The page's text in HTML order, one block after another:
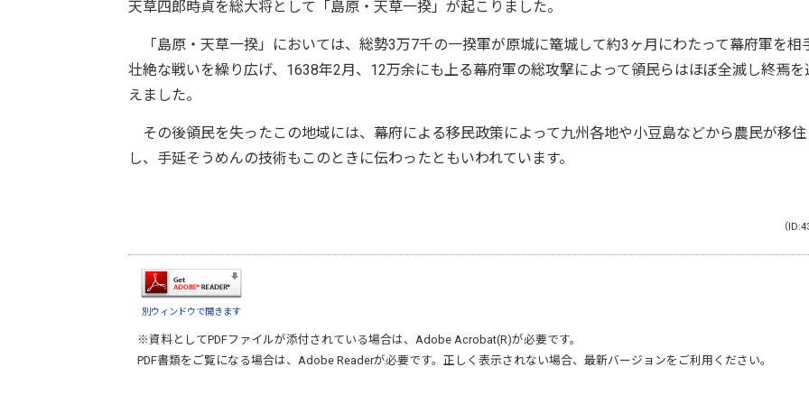
天草四郎時貞を総大将として「島原・天草一揆」が起こりました。
「島原・天草一揆」においては、総勢3万7千の一揆軍が原城に篭城して約3ヶ月にわたって幕府軍を相
壮絶な戦いを繰り広げ、1638年2月、12万余にも上る幕府軍の総攻撃によって領民らはほぼ全滅し終焉を
えました。
その後領民を失ったこの地域には、幕府による移民政策によって九州各地や小豆島などから農民が移住
し、手延そうめんの技術もこのときに伝わったともいわれています。
（
別ウィンドウで開きます
※資料としてPDFファイルが添付されている場合は、 Adobe Acrobat(R)が必要です。
PDF書類をご覧になる場合は、 Adobe Readerが必要です。正しく表示されない場合、最新バージョンをご利用ください。